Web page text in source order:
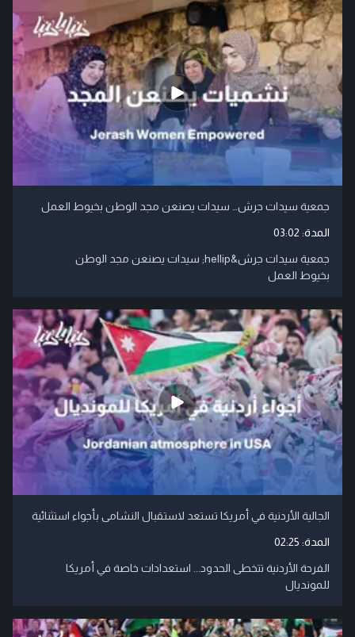
جمعية سيدات جرش… سيدات يصنعن مجد الوطن بخيوط العمل
المدة: 03:02
جمعية سيدات جرش&hellip; سيدات يصنعن مجد الوطن
بخيوط العمل
الجالية الأردنية في أمريكا تستعد لاستقبال النشامى بأجواء استثنائية
المدة: 02:25
الفرحة الأردنية تتخطى الحدود... استعدادات خاصة في أمريكا
للمونديال